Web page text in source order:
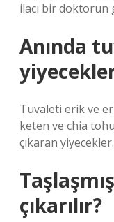
ilacı bir doktorun
Anında
Tuvaleti erik ve
keten ve chia
çıkaran yiyecekler.
çıkarılır?